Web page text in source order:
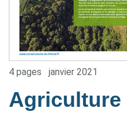
4 pages janvier 2021
Agriculture